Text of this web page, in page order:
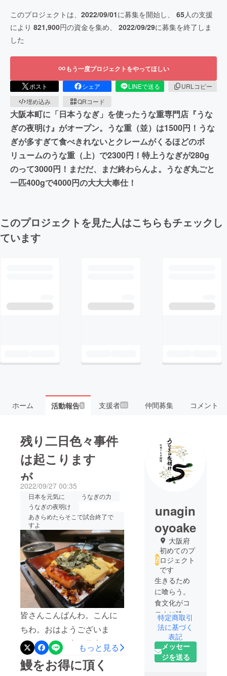
このプロジェクトは、 2022/09/01に募集を開始し、 65人の支援
により 821,900円の資金を集め、 2022/09/29に募集を終了しま
した
もう一度プロジェクトをやってほしい
ポスト シェア LINEで送る
URLコピー
埋め込み
QRコード
大阪本町に「日本うなぎ」を使ったうな重専門店『うな
ぎの夜明け』がオープン。うな重（並）は1500円！うな
ぎが多すぎて食べきれないとクレームがくるほどのボ
リュームのうな重（上）で2300円！特上うなぎが280g
のって3000円！まだだ、まだ終わらんよ。うなぎ丸ごと
一匹400gで4000円の大大大奉仕！
このプロジェクトを見た人はこちらもチェックし
ています
ホーム 活動報告5 支援者65 仲間募集 コメント
残り二日色々事件
は起こります
が、、、
2022/09/27 00:35
日本を元気に
うなぎの力
うなぎの夜明け
あきらめたらそこで試合終了で
すよ
皆さんこんばんわ。こんに
ちわ。おはようございま
す。うなぎの力で日本を元
気に！うなぎの夜明けプロ
ジェクトもいよいよあと二
もっと見る
鰻をお得に頂く
unagin
oyoake
大阪府
初めてのプ
ロジェクト
です
生きるため
に喰らう。
食文化がコ
ロナに喰わ
れる。
待ってるだ
けでは潰れ
てしまう。
特定商取引
法に基づく
表記
メッセー
ジを送る